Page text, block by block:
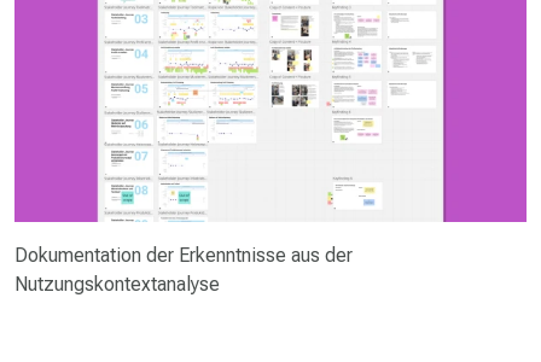
Dokumentation der Erkenntnisse aus der
Nutzungskontextanalyse